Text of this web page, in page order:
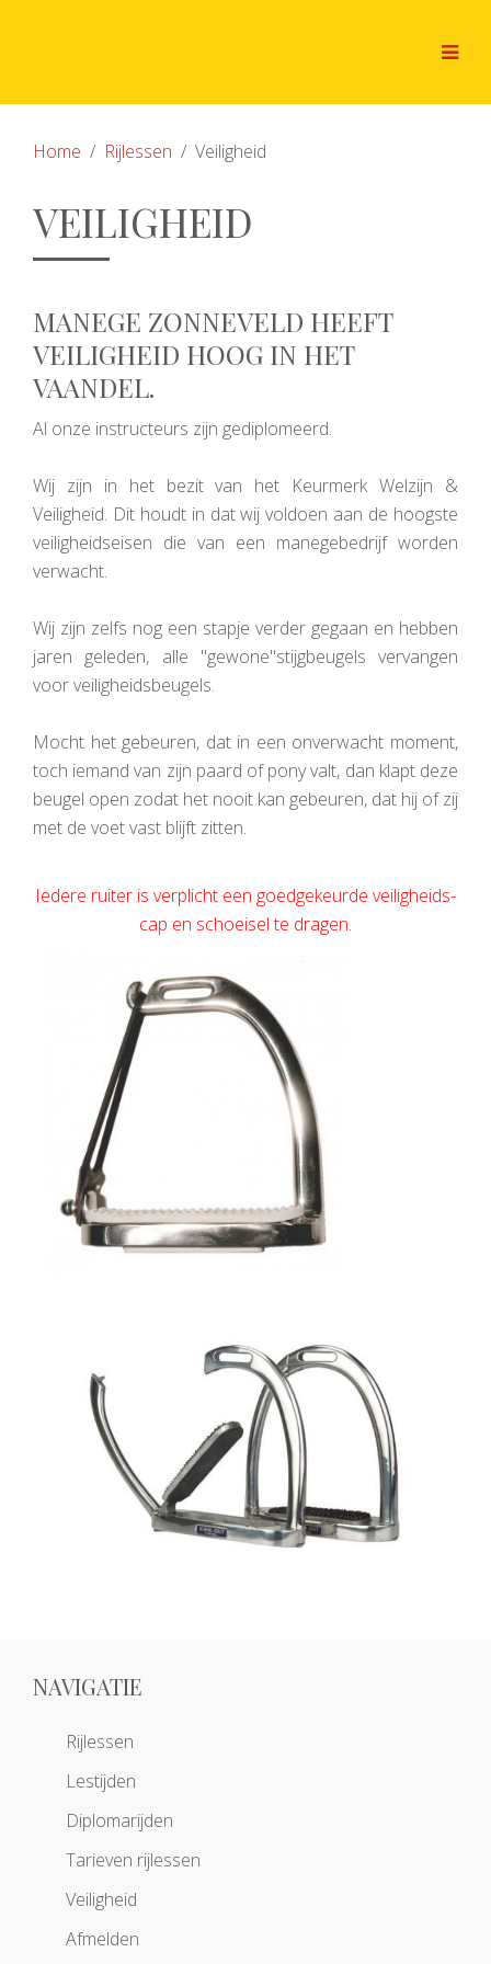
Home Rijlessen Veiligheid
VEILIGHEID
MANEGE ZONNEVELD HEEFT
VEILIGHEID HOOG IN HET
VAANDEL.
Al onze instructeurs zijn gediplomeerd.
Wij zijn in het bezit van het Keurmerk Welzijn &
Veiligheid. Dit houdt in dat wij voldoen aan de hoogste
veiligheidseisen die van een manegebedrijf worden
verwacht.
Wij zijn zelfs nog een stapje verder gegaan en hebben
jaren geleden, alle "gewone"stijgbeugels vervangen
voor veiligheidsbeugels.
Mocht het gebeuren, dat in een onverwacht moment,
toch iemand van zijn paard of pony valt, dan klapt deze
beugel open zodat het nooit kan gebeuren, dat hij of zij
met de voet vast blijft zitten.
Iedere ruiter is verplicht een goedgekeurde veiligheids-
cap en schoeisel te dragen.
NAVIGATIE
Rijlessen
Lestijden
Diplomarijden
Tarieven rijlessen
Veiligheid
Afmelden